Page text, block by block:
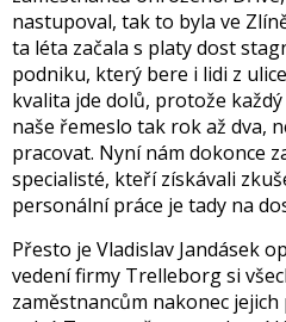
nastupoval, tak to byla ve
ta léta začala s platy dost
podniku, který bere i lidi z
kvalita jde dolů, protože
naše řemeslo tak rok až dva,
pracovat. Nyní nám dokonce
specialisté, kteří získávali
personální práce je tady na
Přesto je Vladislav Jandásek
vedení firmy Trelleborg si
zaměstnancům nakonec